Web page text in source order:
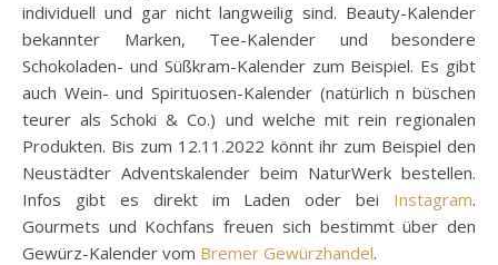
individuell und gar nicht langweilig sind. Beauty-Kalender
bekannter Marken, Tee-Kalender und besondere
Schokoladen- und Süßkram-Kalender zum Beispiel. Es gibt
auch Wein- und Spirituosen-Kalender (natürlich n büschen
teurer als Schoki & Co.) und welche mit rein regionalen
Produkten. Bis zum 12.11.2022 könnt ihr zum Beispiel den
Neustädter Adventskalender beim NaturWerk bestellen.
Infos gibt es direkt im Laden oder bei Instagram.
Gourmets und Kochfans freuen sich bestimmt über den
Gewürz-Kalender vom Bremer Gewürzhandel.